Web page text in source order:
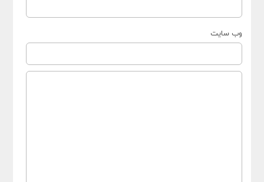
وب سایت